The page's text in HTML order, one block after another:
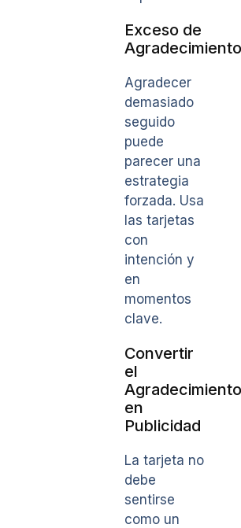
Exceso de
Agradecer
demasiado
seguido
puede
parecer una
estrategia
forzada. Usa
las tarjetas
con
intención y
en
momentos
clave.
Convertir
el
Agradecimiento
en
Publicidad
La tarjeta no
debe
sentirse
como un